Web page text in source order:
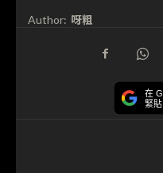
Author: 呀粗
在
緊